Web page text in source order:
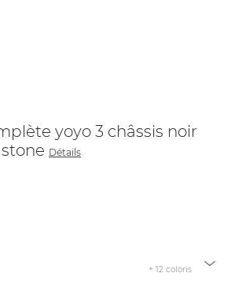
yoyo 3 châssis noir
Détails
+ 12 coloris